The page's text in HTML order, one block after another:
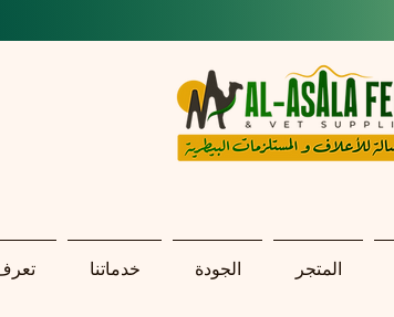
خدماتنا الجودة المتجر